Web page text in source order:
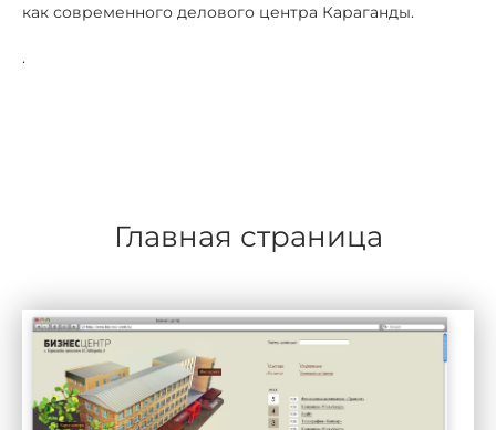
как современного делового центра Караганды.
.
Главная страница